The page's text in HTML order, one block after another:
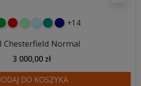
czerwony
miętowybłękitnyturkusowy
granatowy
+14
Chesterfield Normal
3 000,00 zł
DO KOSZYKA